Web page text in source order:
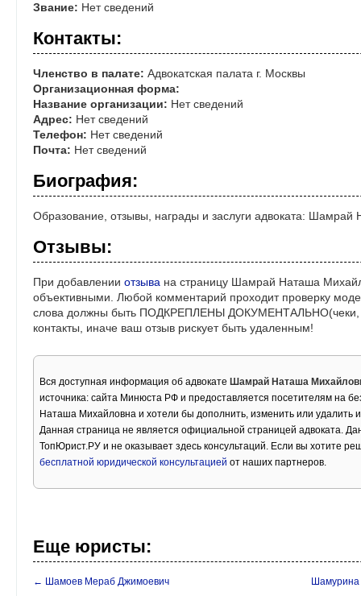
Звание: Нет сведений
Контакты:
Членство в палате: Адвокатская палата г. Москвы
Организационная форма:
Название организации: Нет сведений
Адрес: Нет сведений
Телефон: Нет сведений
Почта: Нет сведений
Биография:
Образование, отзывы, награды и заслуги адвоката:
Отзывы:
При добавлении отзыва на страницу Шамрай Наташа
объективными. Любой комментарий проходит проверку
слова должны быть ПОДКРЕПЛЕНЫ ДОКУМЕНТАЛЬНО(чеки,
контакты, иначе ваш отзыв рискует быть удаленным!
Вся доступная информация об адвокате Шамрай Наташа
источника: сайта Минюста РФ и предоставляется посетителям на
Наташа Михайловна и хотели бы дополнить, изменить или
Данная страница не является официальной страницей адвоката.
ТопЮрист.РУ и не оказывает здесь консультаций. Если вы хотите
бесплатной юридической консультацией от наших партнеров.
Еще юристы:
← Шамоев Мераб Джимоевич